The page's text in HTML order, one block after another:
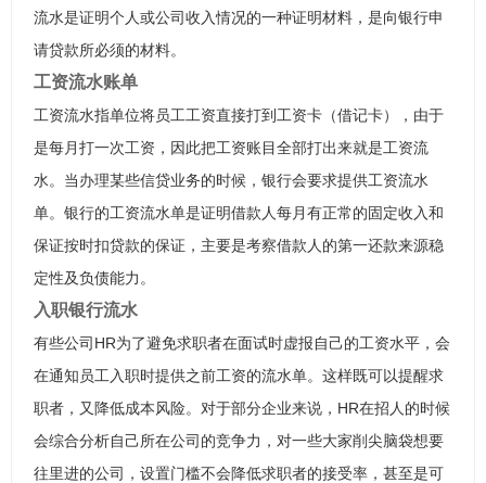
流水是证明个人或公司收入情况的一种证明材料，是向银行申
请贷款所必须的材料。
工资流水账单
工资流水指单位将员工工资直接打到工资卡（借记卡），由于
是每月打一次工资，因此把工资账目全部打出来就是工资流
水。当办理某些信贷业务的时候，银行会要求提供工资流水
单。银行的工资流水单是证明借款人每月有正常的固定收入和
保证按时扣贷款的保证，主要是考察借款人的第一还款来源稳
定性及负债能力。
入职银行流水
有些公司HR为了避免求职者在面试时虚报自己的工资水平，会
在通知员工入职时提供之前工资的流水单。这样既可以提醒求
职者，又降低成本风险。对于部分企业来说，HR在招人的时候
会综合分析自己所在公司的竞争力，对一些大家削尖脑袋想要
往里进的公司，设置门槛不会降低求职者的接受率，甚至是可